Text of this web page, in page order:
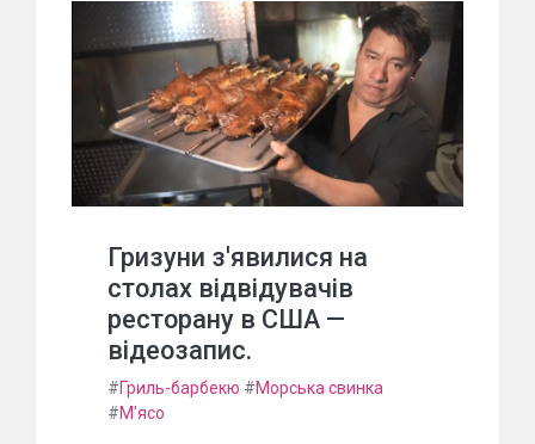
Гризуни з'явилися на
столах відвідувачів
ресторану в США —
відеозапис.
#Гриль-барбекю #Морська свинка
#М'ясо